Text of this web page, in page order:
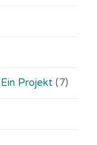
Projekt (7)